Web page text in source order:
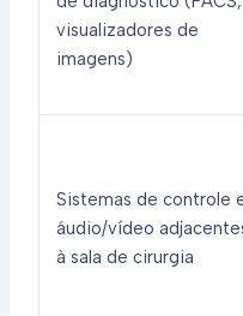
visualizadores de
imagens)
Sistemas de controle
áudio/vídeo
à sala de cirurgia